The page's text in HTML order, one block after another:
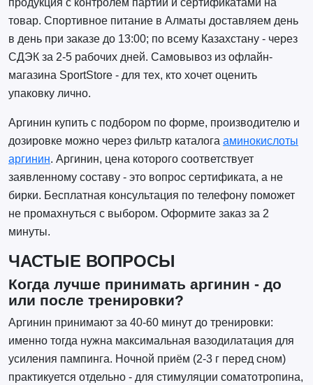
товар. Спортивное питание в Алматы доставляем день
в день при заказе до 13:00; по всему Казахстану - через
СДЭК за 2-5 рабочих дней. Самовывоз из офлайн-
магазина SportStore - для тех, кто хочет оценить
упаковку лично.
Аргинин купить с подбором по форме, производителю и
дозировке можно через фильтр каталога аминокислоты
аргинин. Аргинин, цена которого соответствует
заявленному составу - это вопрос сертификата, а не
бирки. Бесплатная консультация по телефону поможет
не промахнуться с выбором. Оформите заказ за 2
минуты.
ЧАСТЫЕ ВОПРОСЫ
Когда лучше принимать аргинин - до
или после тренировки?
Аргинин принимают за 40-60 минут до тренировки:
именно тогда нужна максимальная вазодилатация для
усиления пампинга. Ночной приём (2-3 г перед сном)
практикуется отдельно - для стимуляции соматотропина,